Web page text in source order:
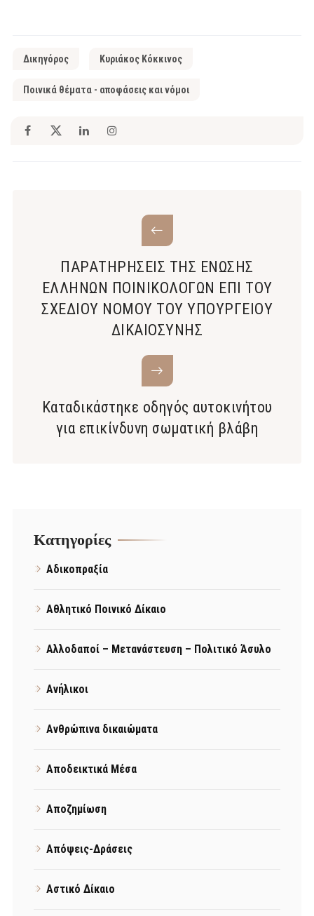
Δικηγόρος Κυριάκος Κόκκινος
Ποινικά θέματα - αποφάσεις και νόμοι
ΠΑΡΑΤΗΡΗΣΕΙΣ ΤΗΣ ΕΝΩΣΗΣ
ΕΛΛΗΝΩΝ ΠΟΙΝΙΚΟΛΟΓΩΝ ΕΠΙ ΤΟΥ
ΣΧΕΔΙΟΥ ΝΟΜΟΥ ΤΟΥ ΥΠΟΥΡΓΕΙΟΥ
ΔΙΚΑΙΟΣΥΝΗΣ
Καταδικάστηκε οδηγός αυτοκινήτου
για επικίνδυνη σωματική βλάβη
Kατηγορίες
Αδικοπραξία
Αθλητικό Ποινικό Δίκαιο
Αλλοδαποί – Μετανάστευση – Πολιτικό Άσυλο
Ανήλικοι
Ανθρώπινα δικαιώματα
Αποδεικτικά Μέσα
Αποζημίωση
Απόψεις-Δράσεις
Αστικό Δίκαιο